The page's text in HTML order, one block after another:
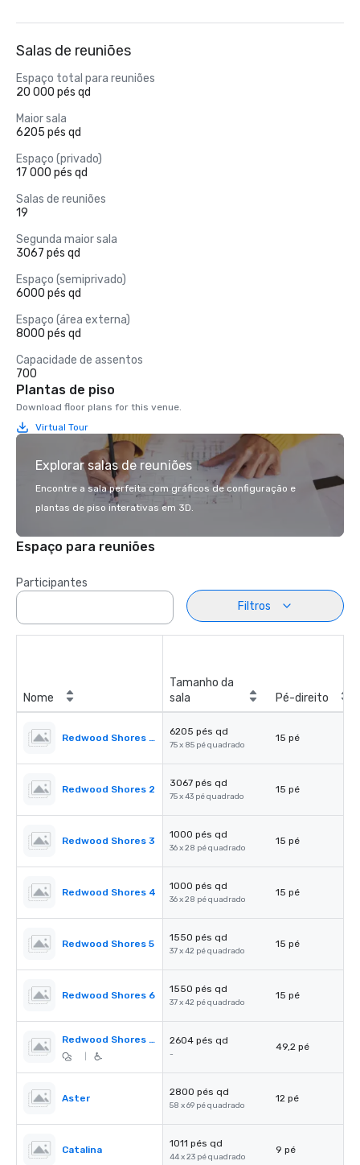
Salas de reuniões
Espaço total para reuniões
20 000 pés qd
Maior sala
6205 pés qd
Espaço (privado)
17 000 pés qd
Salas de reuniões
19
Segunda maior sala
3067 pés qd
Espaço (semiprivado)
6000 pés qd
Espaço (área externa)
8000 pés qd
Capacidade de assentos
700
Plantas de piso
Download floor plans for this venue.
Virtual Tour
Explorar salas de reuniões
Encontre a sala perfeita com gráficos de configuração e
plantas de piso interativas em 3D.
Espaço para reuniões
Participantes
Filtros
Nome
Tamanho da
sala
Pé-direito
Redwood Shores Ballroom
6205 pés qd
75 x 85 pé quadrado
15 pé
Redwood Shores 2
3067 pés qd
75 x 43 pé quadrado
15 pé
Redwood Shores 3
1000 pés qd
36 x 28 pé quadrado
15 pé
Redwood Shores 4
1000 pés qd
36 x 28 pé quadrado
15 pé
Redwood Shores 5
1550 pés qd
37 x 42 pé quadrado
15 pé
Redwood Shores 6
1550 pés qd
37 x 42 pé quadrado
15 pé
Redwood Shores Pre-Function 2604 pés qd
-
49,2 pé
Aster
2800 pés qd
58 x 69 pé quadrado
12 pé
Catalina
1011 pés qd
44 x 23 pé quadrado
9 pé